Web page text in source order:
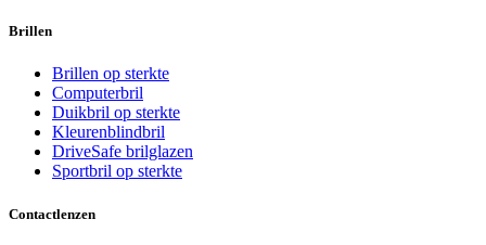
Brillen
Brillen op sterkte
Computerbril
Duikbril op sterkte
Kleurenblindbril
DriveSafe brilglazen
Sportbril op sterkte
Contactlenzen